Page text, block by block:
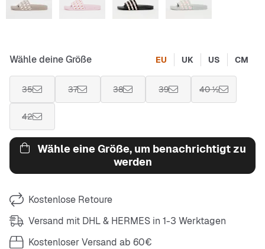
Wähle deine Größe EU UK US CM
35 37 38 39 40 ½
42
Wähle eine Größe, um benachrichtigt zu
werden
Kostenlose Retoure
Versand mit DHL & HERMES in 1-3 Werktagen
Kostenloser Versand ab 60€